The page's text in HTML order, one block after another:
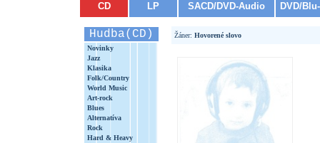
CD LP SACD/DVD-Audio DVD/
Hudba(CD)
Novinky
Jazz
Klasika
Folk/Country
World Music
Art-rock
Blues
Alternatíva
Rock
Hard & Heavy
Žáner: Hovorené slovo